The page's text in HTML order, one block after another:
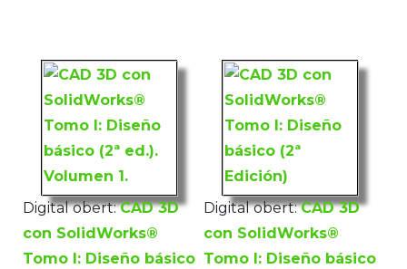
Digital obert: CAD 3D
con SolidWorks®
Tomo I: Diseño básico
Digital obert: CAD 3D
con SolidWorks®
Tomo I: Diseño básico